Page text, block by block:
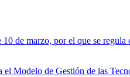
de marzo, por el que se
Modelo de Gestión de las